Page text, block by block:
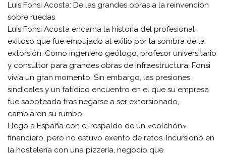
​Luis Fonsi Acosta: De las grandes obras a la reinvención
sobre ruedas
​Luis Fonsi Acosta encarna la historia del profesional
exitoso que fue empujado al exilio por la sombra de la
extorsión. Como ingeniero geólogo, profesor universitario
y consultor para grandes obras de infraestructura, Fonsi
vivía un gran momento. Sin embargo, las presiones
sindicales y un fatídico encuentro en el que su empresa
fue saboteada tras negarse a ser extorsionado,
cambiaron su rumbo.
​Llegó a España con el respaldo de un «colchón»
financiero, pero no estuvo exento de retos. Incursionó en
la hostelería con una pizzería, negocio que